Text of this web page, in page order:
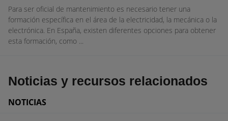
Para ser oficial de mantenimiento es necesario tener una
formación específica en el área de la electricidad, la mecánica o la
electrónica. En España, existen diferentes opciones para obtener
esta formación, como ...
Noticias y recursos relacionados
NOTICIAS